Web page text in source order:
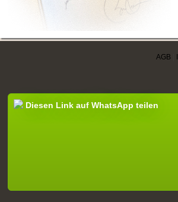
AGB
Diesen Link auf WhatsApp teilen